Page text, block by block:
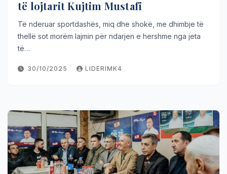
të lojtarit Kujtim Mustafi
Të nderuar sportdashës, miq dhe shokë, me dhimbje të
thellë sot morëm lajmin për ndarjen e hershme nga jeta
të…
30/10/2025 LIDERIMK4